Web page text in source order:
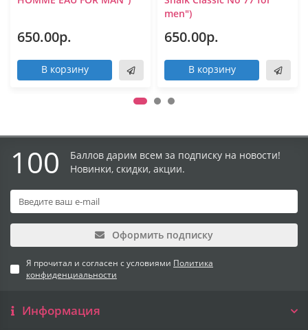
650.00р.
В корзину
men")
650.00р.
В корзину
100
Баллов дарим всем за подписку на новости!
Новинки, скидки, акции.
Оформить подписку
Я прочитал и согласен с условиями Политика
конфиденциальности
Информация